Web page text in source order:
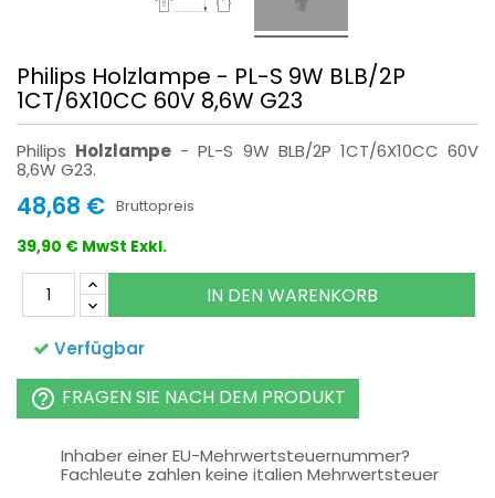
Philips Holzlampe - PL-S 9W BLB/2P
1CT/6X10CC 60V 8,6W G23
Philips Holzlampe - PL-S 9W BLB/2P 1CT/6X10CC 60V
8,6W G23.
48,68 € Bruttopreis
39,90 € MwSt Exkl.
IN DEN WARENKORB
Verfügbar
help_outline FRAGEN SIE NACH DEM PRODUKT
Inhaber einer EU-Mehrwertsteuernummer?
Fachleute zahlen keine italien Mehrwertsteuer